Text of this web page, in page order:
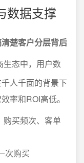
数据支撑
楚客户分层背后
生态中，用户数
人千面的背景下
率和ROI高低。
购买频次、客单
次购买